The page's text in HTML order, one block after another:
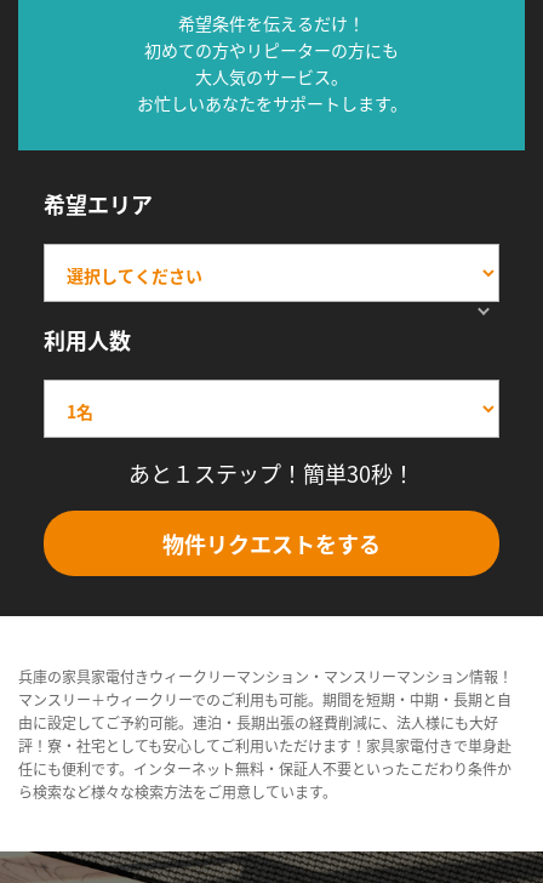
希望条件を伝えるだけ！
初めての方やリピーターの方にも
大人気のサービス。
お忙しいあなたをサポートします。
希望エリア
利用人数
あと１ステップ！簡単30秒！
物件リクエストをする
兵庫の家具家電付きウィークリーマンション・マンスリーマンション情報！
マンスリー＋ウィークリーでのご利用も可能。期間を短期・中期・長期と自
由に設定してご予約可能。連泊・長期出張の経費削減に、法人様にも大好
評！寮・社宅としても安心してご利用いただけます！家具家電付きで単身赴
任にも便利です。インターネット無料・保証人不要といったこだわり条件か
ら検索など様々な検索方法をご用意しています。